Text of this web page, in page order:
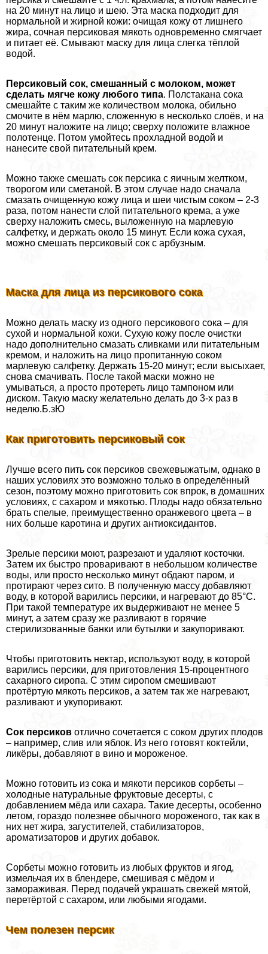
на 20 минут на лицо и шею. Эта маска подходит для
нормальной и жирной кожи: очищая кожу от лишнего
жира, сочная персиковая мякоть одновременно смягчает
и питает её. Смывают маску для лица слегка тёплой
водой.
Персиковый сок, смешанный с молоком, может
сделать мягче кожу любого типа. Полстакана сока
смешайте с таким же количеством молока, обильно
смочите в нём марлю, сложенную в несколько слоёв, и на
20 минут наложите на лицо; сверху положите влажное
полотенце. Потом умойтесь прохладной водой и
нанесите свой питательный крем.
Можно также смешать сок персика с яичным желтком,
творогом или сметаной. В этом случае надо сначала
смазать очищенную кожу лица и шеи чистым соком – 2-3
раза, потом нанести слой питательного крема, а уже
сверху наложить смесь, выложенную на марлевую
салфетку, и держать около 15 минут. Если кожа сухая,
можно смешать персиковый сок с арбузным.
Маска для лица из персикового сока
Можно делать маску из одного персикового сока – для
сухой и нормальной кожи. Сухую кожу после очистки
надо дополнительно смазать сливками или питательным
кремом, и наложить на лицо пропитанную соком
марлевую салфетку. Держать 15-20 минут; если высыхает,
снова смачивать. После такой маски можно не
умываться, а просто протереть лицо тампоном или
диском. Такую маску желательно делать до 3-х раз в
неделю.Б.зЮ
Как приготовить персиковый сок
Лучше всего пить сок персиков свежевыжатым, однако в
наших условиях это возможно только в определённый
сезон, поэтому можно приготовить сок впрок, в домашних
условиях, с сахаром и мякотью. Плоды надо обязательно
брать спелые, преимущественно оранжевого цвета – в
них больше каротина и других антиоксидантов.
Зрелые персики моют, разрезают и удаляют косточки.
Затем их быстро проваривают в небольшом количестве
воды, или просто несколько минут обдают паром, и
протирают через сито. В полученную массу добавляют
воду, в которой варились персики, и нагревают до 85°С.
При такой температуре их выдерживают не менее 5
минут, а затем сразу же разливают в горячие
стерилизованные банки или бутылки и закупоривают.
Чтобы приготовить нектар, используют воду, в которой
варились персики, для приготовления 15-процентного
сахарного сиропа. С этим сиропом смешивают
протёртую мякоть персиков, а затем так же нагревают,
разливают и укупоривают.
Сок персиков отлично сочетается с соком других плодов
– например, слив или яблок. Из него готовят коктейли,
ликёры, добавляют в вино и мороженое.
Можно готовить из сока и мякоти персиков сорбеты –
холодные натуральные фруктовые десерты, с
добавлением мёда или сахара. Такие десерты, особенно
летом, гораздо полезнее обычного мороженого, так как в
них нет жира, загустителей, стабилизаторов,
ароматизаторов и других добавок.
Сорбеты можно готовить из любых фруктов и ягод,
измельчая их в блендере, смешивая с мёдом и
замораживая. Перед подачей украшать свежей мятой,
перетёртой с сахаром, или любыми ягодами.
Чем полезен персик